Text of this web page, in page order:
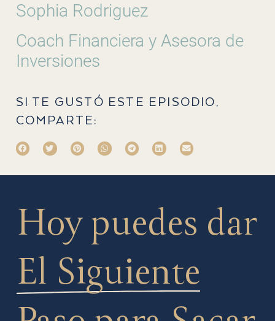
Sophia Rodriguez
Coach Financiera y Asesora de
Inversiones
SI TE GUSTÓ ESTE EPISODIO,
COMPARTE:
Hoy puedes dar
El Siguiente